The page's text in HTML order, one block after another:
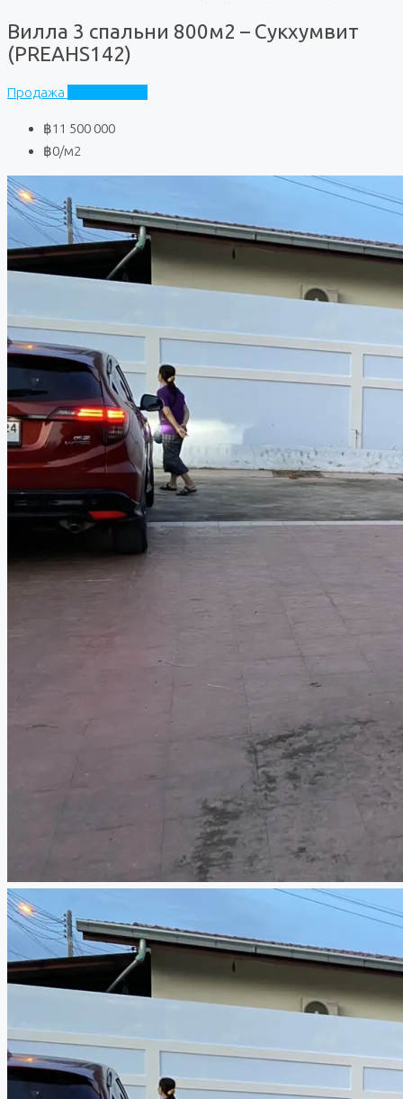
Вилла 3 спальни 800м2 – Сукхумвит
(PREAHS142)
Продажа
฿11 500 000
฿0/м2